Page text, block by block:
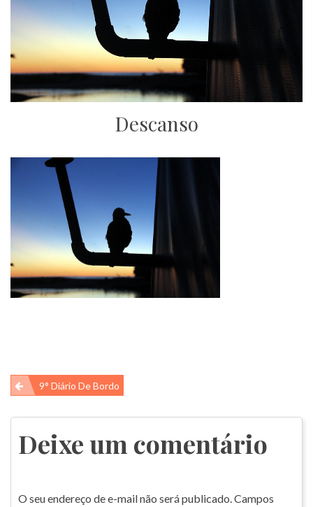
Descanso
Navegação
de
Post
9° Diário De Bordo
Deixe um comentário
O seu endereço de e-mail não será publicado. Campos